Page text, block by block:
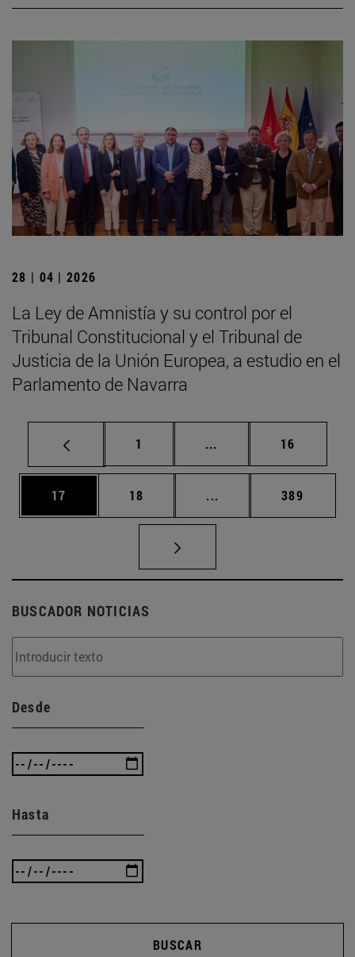
28 | 04 | 2026
La Ley de Amnistía y su control por el
Tribunal Constitucional y el Tribunal de
Justicia de la Unión Europea, a estudio en el
Parlamento de Navarra
Página
1 ... Páginas intermedias
Página
16
Página
17 Página
18 ... Páginas intermedias
Página
389
BUSCADOR NOTICIAS
Desde
Hasta
BUSCAR